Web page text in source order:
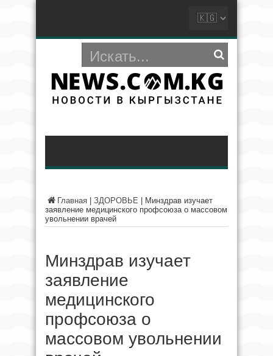
Главная ЗДОРОВЬЕ
Минздрав изучает
заявление медицинского профсоюза о массовом
увольнении врачей
Минздрав изучает
заявление
медицинского
профсоюза о
массовом увольнении